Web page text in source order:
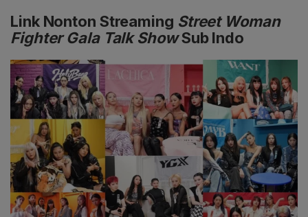
Link Nonton Streaming Street Woman
Fighter Gala Talk ShowSub Indo